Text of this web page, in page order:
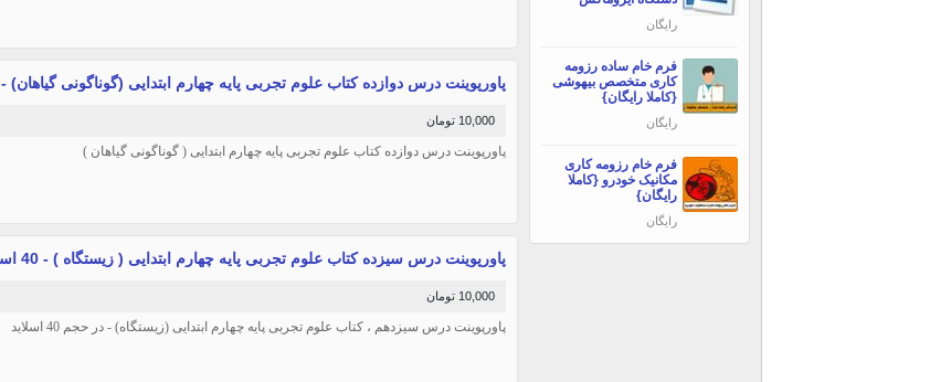
رایگان
فرم خام ساده رزومه
کاری متخصص بیهوشی
{کاملا رایگان}
رایگان
فرم خام رزومه کاری
مکانیک خودرو {کاملا
رایگان}
رایگان
پاورپوینت درس دوازده کتاب علوم تجربی پایه چهارم ابتدایی (گوناگونی گیاهان) - 29 اسلاید
10,000 تومان
پاورپوینت درس دوازده کتاب علوم تجربی پایه چهارم ابتدایی ( گوناگونی گیاهان )
پاورپوینت درس سیزده کتاب علوم تجربی پایه چهارم ابتدایی ( زیستگاه ) - 40 اسلاید
10,000 تومان
پاورپوینت درس سیزدهم ، کتاب علوم تجربی پایه چهارم ابتدایی (زیستگاه) - در حجم 40 اسلاید